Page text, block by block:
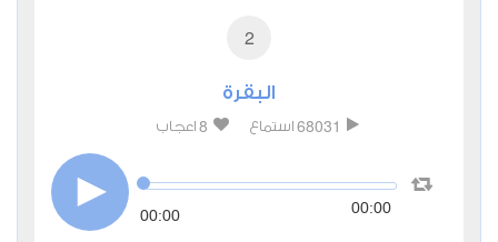
2
البقرة
68031 استماع 8 اعجاب
00:00 00:00